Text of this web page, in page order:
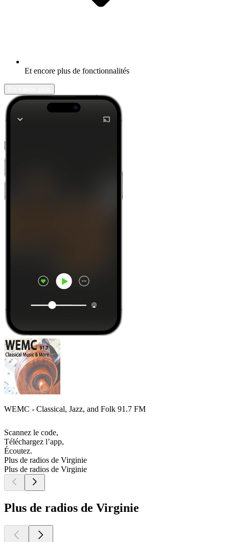
Et encore plus de fonctionnalités
WEMC - Classical, Jazz, and Folk 91.7 FM
Scannez le code,
Téléchargez l’app,
Écoutez.
Plus de radios de Virginie
Plus de radios de Virginie
Plus de radios de Virginie